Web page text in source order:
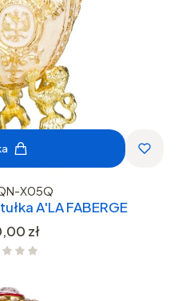
X05Q
A'LA FABERGE
zł